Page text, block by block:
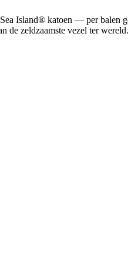
Island® katoen — per balen
zeldzaamste vezel ter